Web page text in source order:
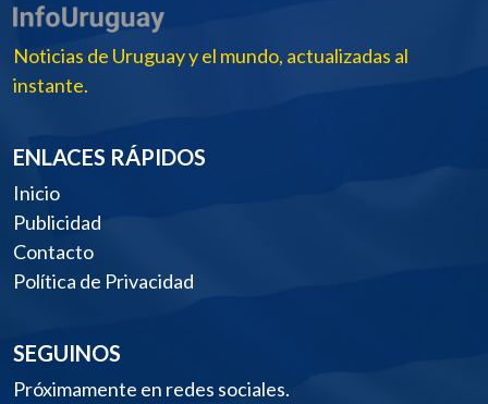
Noticias de Uruguay y el mundo, actualizadas al
instante.
ENLACES RÁPIDOS
Inicio
Publicidad
Contacto
Política de Privacidad
SEGUINOS
Próximamente en redes sociales.